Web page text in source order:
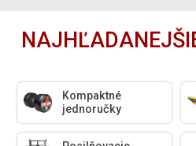
Kompaktné
jednoručky